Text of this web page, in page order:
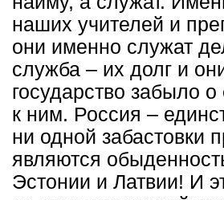
наших учителей и
они именно служат
служба – их долг и
государство забыло
к ним. Россия –
ни одной забастовки
являются
Эстонии и Латвии! И